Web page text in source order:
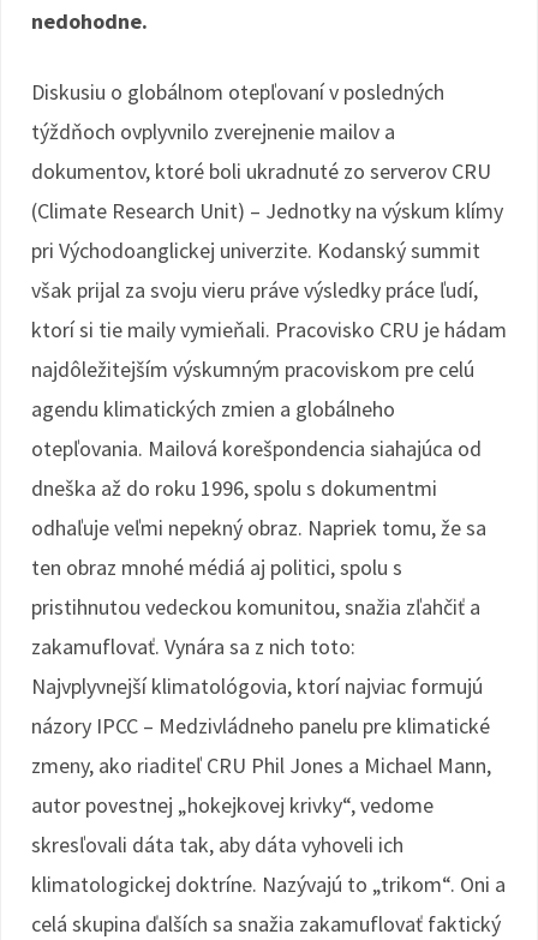
nedohodne.
Diskusiu o globálnom otepľovaní v posledných
týždňoch ovplyvnilo zverejnenie mailov a
dokumentov, ktoré boli ukradnuté zo serverov CRU
(Climate Research Unit) – Jednotky na výskum klímy
pri Východoanglickej univerzite. Kodanský summit
však prijal za svoju vieru práve výsledky práce ľudí,
ktorí si tie maily vymieňali. Pracovisko CRU je hádam
najdôležitejším výskumným pracoviskom pre celú
agendu klimatických zmien a globálneho
otepľovania. Mailová korešpondencia siahajúca od
dneška až do roku 1996, spolu s dokumentmi
odhaľuje veľmi nepekný obraz. Napriek tomu, že sa
ten obraz mnohé médiá aj politici, spolu s
pristihnutou vedeckou komunitou, snažia zľahčiť a
zakamuflovať. Vynára sa z nich toto:
Najvplyvnejší klimatológovia, ktorí najviac formujú
názory IPCC – Medzivládneho panelu pre klimatické
zmeny, ako riaditeľ CRU Phil Jones a Michael Mann,
autor povestnej „hokejkovej krivky“, vedome
skresľovali dáta tak, aby dáta vyhoveli ich
klimatologickej doktríne. Nazývajú to „trikom“. Oni a
celá skupina ďalších sa snažia zakamuflovať faktický